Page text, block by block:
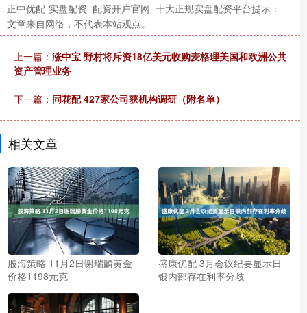
正中优配-实盘配资_配资开户官网_十大正规实盘配资平台提示：
文章来自网络，不代表本站观点。
上一篇： 涨中宝 野村将斥资18亿美元收购麦格理美国和欧洲公共
资产管理业务
下一篇： 同花配 427家公司获机构调研（附名单）
相关文章
股海策略 11月2日谢瑞麟黄金
价格1198元克
盛康优配 3月会议纪要显示日
银内部存在利率分歧